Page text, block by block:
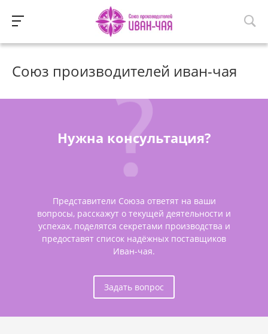
Союз производителей иван-чая
Нужна консультация?
Представители Союза ответят на ваши
вопросы, расскажут о текущей деятельности и
успехах, поделятся секретами производства и
предоставят список надёжных поставщиков
Иван-чая.
Задать вопрос